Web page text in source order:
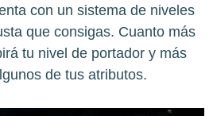
con un sistema de niveles
que consigas. Cuanto más
tu nivel de portador y más
de tus atributos.